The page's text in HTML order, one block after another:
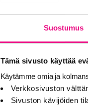
Suostumus
Tämä sivusto käyttää
Käytämme omia ja
Verkkosivuston
Sivuston kävijöiden
Korona oli
kertoi,